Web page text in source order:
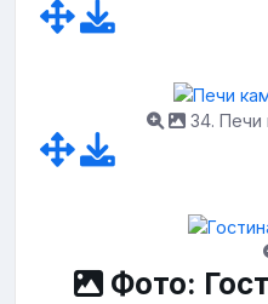
34. Печи
Фото: